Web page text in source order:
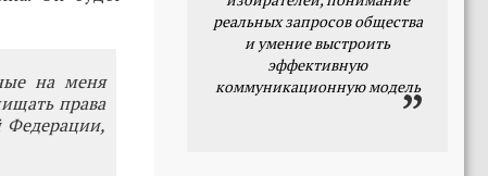
на меня
права
Федерации,
реальных запросов общества
и умение выстроить
эффективную
коммуникационную модель